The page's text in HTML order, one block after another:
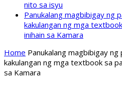
nito sa isyu
Panukalang magbibigay ng
kakulangan ng mga
inihain sa Kamara
Home Panukalang magbibigay
kakulangan ng mga textbook sa
sa Kamara